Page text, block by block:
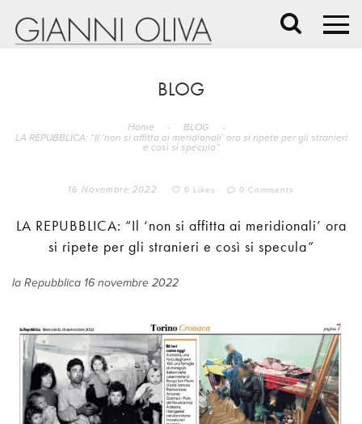
BLOG
Home - BLOG
-
LA REPUBBLICA: “Il ‘non si affitta ai meridionali’ ora si ripete per gli stranieri
e così si specula”
16 Novembre 2022 0 Likes 0 Comments
LA REPUBBLICA: “Il ‘non si affitta ai meridionali’ ora
si ripete per gli stranieri e così si specula”
la Repubblica 16 novembre 2022